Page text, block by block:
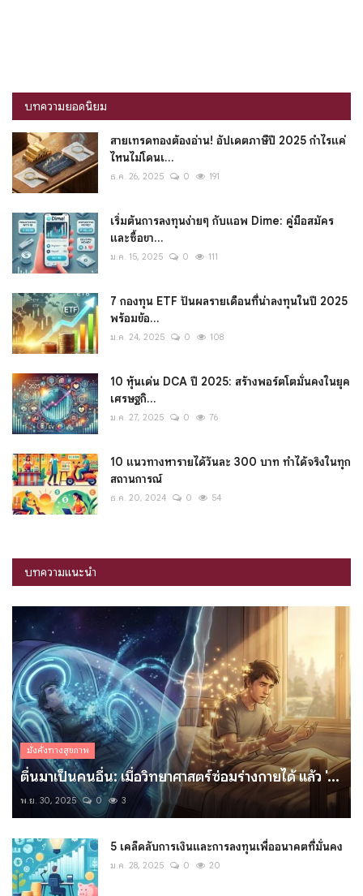
บทความยอดนิยม
สายเทรดทองต้องอ่าน! อัปเดตภาษีปี 2025 กำไรแค่
ไหนไม่โดนเ...
ธ.ค. 26, 2025 0 191
เริ่มต้นการลงทุนง่ายๆ กับแอพ Dime: คู่มือสมัคร
และซื้อขา...
ม.ค. 15, 2025 0 111
7 กองทุน ETF ปันผลรายเดือนที่น่าลงทุนในปี 2025
พร้อมข้อ...
ม.ค. 24, 2025 0 108
10 หุ้นเด่น DCA ปี 2025: สร้างพอร์ตโตมั่นคงในยุค
เศรษฐกิ...
ม.ค. 27, 2025 0 76
10 แนวทางหารายได้วันละ 300 บาท ทำได้จริงในทุก
สถานการณ์
ธ.ค. 20, 2024 0 54
บทความแนะนำ
มั่งคั่งทางสุขภาพ
ตื่นมาเป็นคนอื่น: เมื่อวิทยาศาสตร์ซ่อมร่างกายได้ แล้ว '...
พ.ย. 30, 2025 0 3
5 เคล็ดลับการเงินและการลงทุนเพื่ออนาคตที่มั่นคง
ม.ค. 28, 2025 0 20